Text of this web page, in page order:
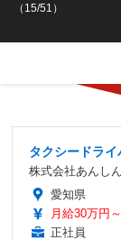
（15/51）
タクシードラ
株式会社あんし
愛知県
月給30万円
正社員